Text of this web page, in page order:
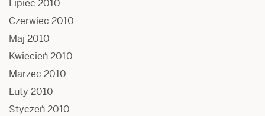
Lipiec 2010
Czerwiec 2010
Maj 2010
Kwiecień 2010
Marzec 2010
Luty 2010
Styczeń 2010